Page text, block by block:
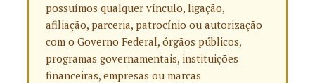
possuímos qualquer vínculo, ligação,
afiliação, parceria, patrocínio ou autorização
com o Governo Federal, órgãos públicos,
programas governamentais, instituições
financeiras, empresas ou marcas